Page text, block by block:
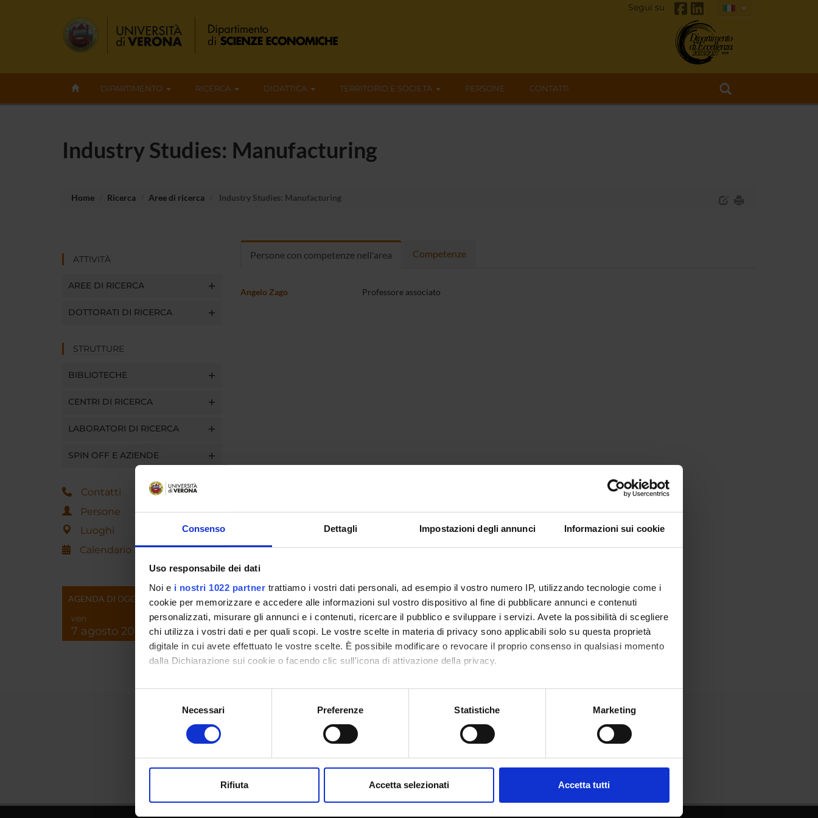
Consenso Dettagli Impostazioni degli annunci Informazioni sui cookie
Uso responsabile dei dati
Noi e i nostri 1022 partner trattiamo i vostri dati personali, ad esempio il vostro numero IP, utilizzando tecnologie come i
cookie per memorizzare e accedere alle informazioni sul vostro dispositivo al fine di pubblicare annunci e contenuti
personalizzati, misurare gli annunci e i contenuti, ricercare il pubblico e sviluppare i servizi. Avete la possibilità di scegliere
chi utilizza i vostri dati e per quali scopi. Le vostre scelte in materia di privacy sono applicabili solo su questa proprietà
digitale in cui avete effettuato le vostre scelte. È possibile modificare o revocare il proprio consenso in qualsiasi momento
dalla Dichiarazione sui cookie o facendo clic sull'icona di attivazione della privacy.
Con il tuo consenso, vorremmo anche:
raccogliere informazioni sulla tua posizione geografica, con un'approssimazione di qualche metro,
digitali).
modificare o ritirare il tuo consenso in qualsiasi momento dalla Dichiarazione sui cookie.
Necessari Preferenze Statistiche Marketing
Rifiuta Accetta selezionati Accetta tutti
Segui su
DIPARTIMENTO RICERCA DIDATTICA TERRITORIO E SOCIETÀ PERSONE CONTATTI
Industry Studies: Manufacturing
Home Ricerca Aree di ricerca Industry Studies: Manufacturing
ATTIVITÀ
AREE DI RICERCA
DOTTORATI DI RICERCA
STRUTTURE
BIBLIOTECHE
CENTRI DI RICERCA
LABORATORI DI RICERCA
SPIN OFF E AZIENDE
Contatti
Persone
Luoghi
Calendario
AGENDA DI OGGI
ven
7 agosto 2026
Persone con competenze nell'area Competenze
Angelo Zago Professore associato